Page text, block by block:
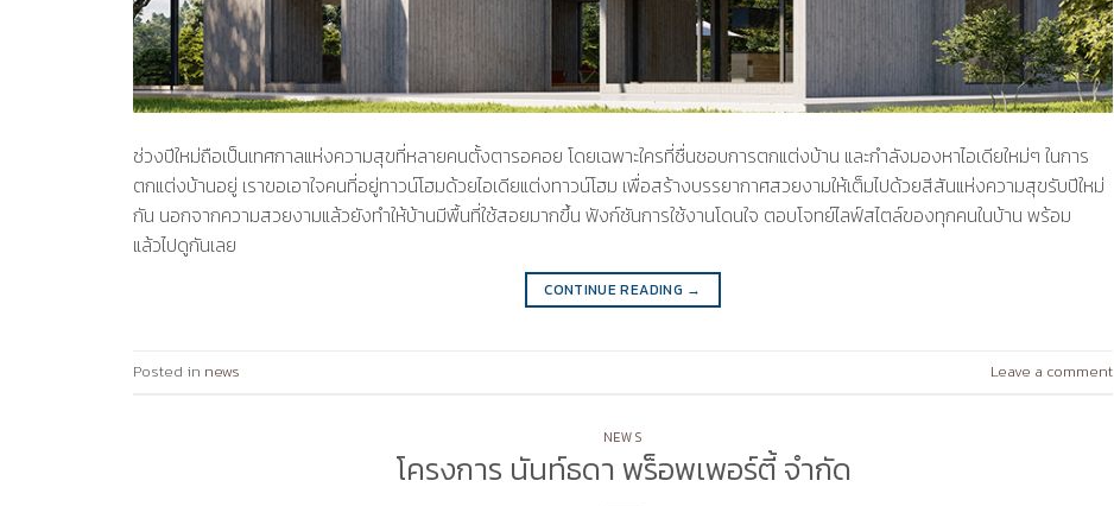
ช่วงปีใหม่ถือเป็นเทศกาลแห่งความสุขที่หลายคนตั้งตารอคอย โดยเฉพาะใครที่ชื่นชอบการตกแต่งบ้าน และกำลังมองหาไอเดียใหม่ๆ ในการ
ตกแต่งบ้านอยู่ เราขอเอาใจคนที่อยู่ทาวน์โฮมด้วยไอเดียแต่งทาวน์โฮม เพื่อสร้างบรรยากาศสวยงามให้เต็มไปด้วยสีสันแห่งความสุขรับปีใหม่
กัน นอกจากความสวยงามแล้วยังทำให้บ้านมีพื้นที่ใช้สอยมากขึ้น ฟังก์ชันการใช้งานโดนใจ ตอบโจทย์ไลฟ์สไตล์ของทุกคนในบ้าน พร้อม
แล้วไปดูกันเลย
CONTINUE READING →
Posted in news Leave a comment
NEWS
โครงการ นันท์ธดา พร็อพเพอร์ตี้ จำกัด